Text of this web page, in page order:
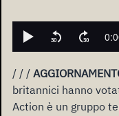
/ / /
britannici hanno
Action è un gruppo